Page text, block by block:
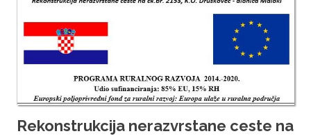
Rekonstrukcija nerazvrstane ceste na